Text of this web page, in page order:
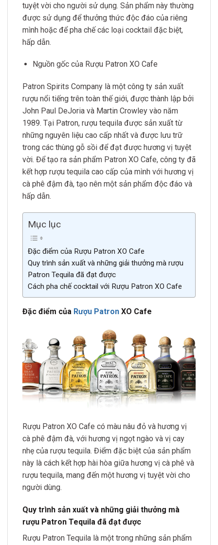
tuyệt vời cho người sử dụng. Sản phẩm này thường
được sử dụng để thưởng thức độc đáo của riêng
mình hoặc để pha chế các loại cocktail đặc biệt,
hấp dẫn.
Nguồn gốc của Rượu Patron XO Cafe
Patron Spirits Company là một công ty sản xuất
rượu nổi tiếng trên toàn thế giới, được thành lập bởi
John Paul DeJoria và Martin Crowley vào năm
1989. Tại Patron, rượu tequila được sản xuất từ
những nguyên liệu cao cấp nhất và được lưu trữ
trong các thùng gỗ sồi để đạt được hương vị tuyệt
vời. Để tạo ra sản phẩm Patron XO Cafe, công ty đã
kết hợp rượu tequila cao cấp của mình với hương vị
cà phê đậm đà, tạo nên một sản phẩm độc đáo và
hấp dẫn.
Mục lục
Đặc điểm của Rượu Patron XO Cafe
Quy trình sản xuất và những giải thưởng mà rượu
Patron Tequila đã đạt được
Cách pha chế cocktail với Rượu Patron XO Cafe
Đặc điểm của Rượu Patron XO Cafe
Rượu Patron XO Cafe có màu nâu đỏ và hương vị
cà phê đậm đà, với hương vị ngọt ngào và vị cay
nhẹ của rượu tequila. Điểm đặc biệt của sản phẩm
này là cách kết hợp hài hòa giữa hương vị cà phê và
rượu tequila, mang đến một hương vị tuyệt vời cho
người dùng.
Quy trình sản xuất và những giải thưởng mà
rượu Patron Tequila đã đạt được
Rượu Patron Tequila là một trong những sản phẩm